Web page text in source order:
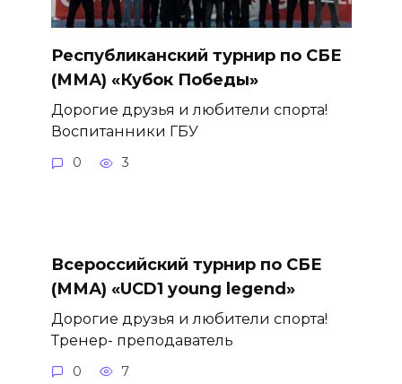
Республиканский турнир по СБЕ
(ММА) «Кубок Победы»
Дорогие друзья и любители спорта!
Воспитанники ГБУ
0 3
Всероссийский турнир по СБЕ
(ММА) «UCD1 young legend»
Дорогие друзья и любители спорта!
Тренер- преподаватель
0 7